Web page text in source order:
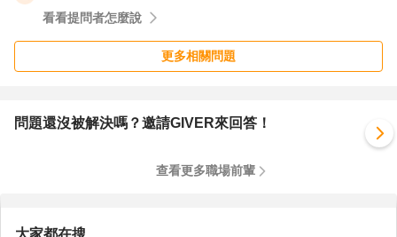
看看提問者怎麼說
更多相關問題
問題還沒被解決嗎？邀請GIVER來回答！
查看更多職場前輩
大家都在搜